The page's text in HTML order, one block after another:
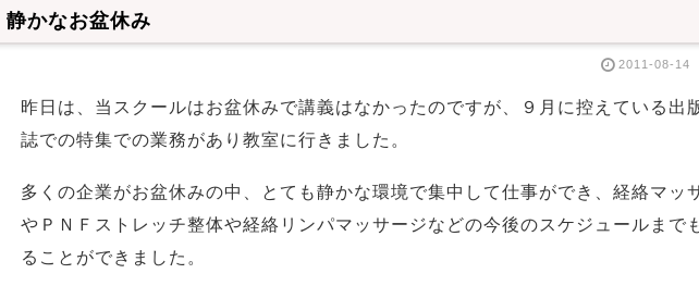
静かなお盆休み
2011-08-14
昨日は、当スクールはお盆休みで講義はなかったのですが、９月に控えている出
誌での特集での業務があり教室に行きました。
多くの企業がお盆休みの中、とても静かな環境で集中して仕事ができ、経絡マッ
やＰＮＦストレッチ整体や経絡リンパマッサージなどの今後のスケジュールまで
ることができました。